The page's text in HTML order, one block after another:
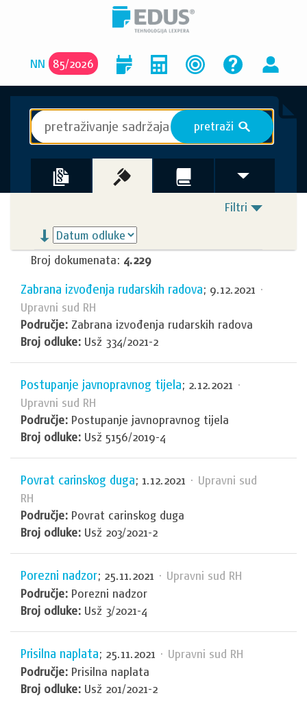
NN 85/2026
pretraži S
Filtri
Broj dokumenata: 4.229
Zabrana izvođenja rudarskih radova; 9.12.2021 ·
Upravni sud RH
Područje: Zabrana izvođenja rudarskih radova
Broj odluke: Usž 334/2021-2
Postupanje javnopravnog tijela; 2.12.2021 ·
Upravni sud RH
Područje: Postupanje javnopravnog tijela
Broj odluke: Usž 5156/2019-4
Povrat carinskog duga; 1.12.2021 · Upravni sud
RH
Područje: Povrat carinskog duga
Broj odluke: Usž 203/2021-2
Porezni nadzor; 25.11.2021 · Upravni sud RH
Područje: Porezni nadzor
Broj odluke: Usž 3/2021-4
Prisilna naplata; 25.11.2021 · Upravni sud RH
Područje: Prisilna naplata
Broj odluke: Usž 201/2021-2